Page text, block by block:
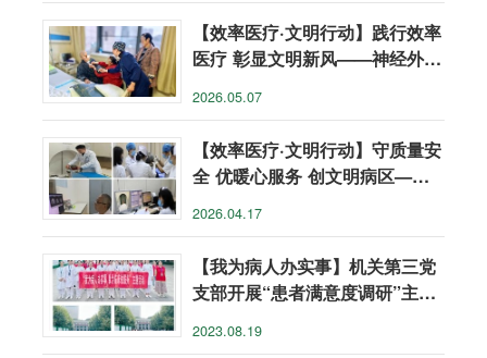
【效率医疗·文明行动】践行效率
医疗 彰显文明新风——神经外科
2026.05.07
【效率医疗·文明行动】守质量安
全 优暖心服务 创文明病区——
2026.04.17
【我为病人办实事】机关第三党
支部开展“患者满意度调研”主题
2023.08.19